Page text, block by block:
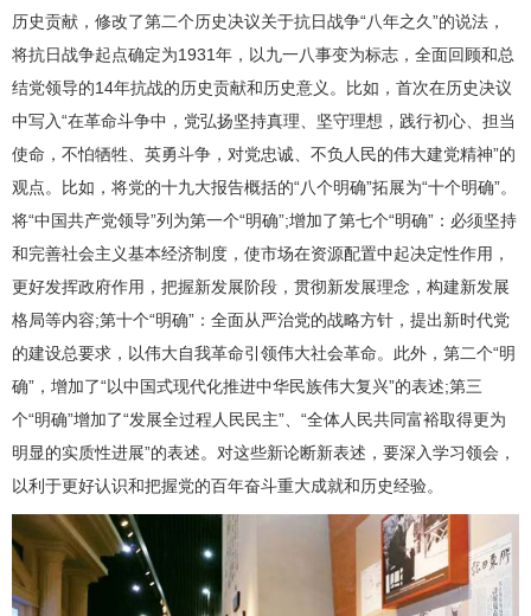
历史贡献，修改了第二个历史决议关于抗日战争“八年之久”的说法，
将抗日战争起点确定为1931年，以九一八事变为标志，全面回顾和总
结党领导的14年抗战的历史贡献和历史意义。比如，首次在历史决议
中写入“在革命斗争中，党弘扬坚持真理、坚守理想，践行初心、担当
使命，不怕牺牲、英勇斗争，对党忠诚、不负人民的伟大建党精神”的
观点。比如，将党的十九大报告概括的“八个明确”拓展为“十个明确”。
将“中国共产党领导”列为第一个“明确”;增加了第七个“明确”：必须坚持
和完善社会主义基本经济制度，使市场在资源配置中起决定性作用，
更好发挥政府作用，把握新发展阶段，贯彻新发展理念，构建新发展
格局等内容;第十个“明确”：全面从严治党的战略方针，提出新时代党
的建设总要求，以伟大自我革命引领伟大社会革命。此外，第二个“明
确”，增加了“以中国式现代化推进中华民族伟大复兴”的表述;第三
个“明确”增加了“发展全过程人民民主”、“全体人民共同富裕取得更为
明显的实质性进展”的表述。对这些新论断新表述，要深入学习领会，
以利于更好认识和把握党的百年奋斗重大成就和历史经验。